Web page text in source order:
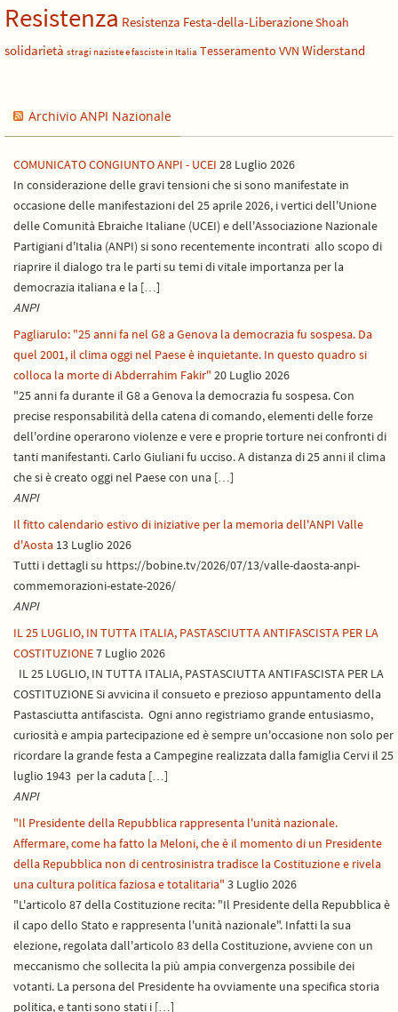
Resistenza Resistenza Festa-della-LiberazioneShoah
solidarietà stragi naziste e fasciste in Italia Tesseramento VVN Widerstand
Archivio ANPI Nazionale
COMUNICATO CONGIUNTO ANPI - UCEI 28 Luglio 2026
In considerazione delle gravi tensioni che si sono manifestate in
occasione delle manifestazioni del 25 aprile 2026, i vertici dell'Unione
delle Comunità Ebraiche Italiane (UCEI) e dell'Associazione Nazionale
Partigiani d'Italia (ANPI) si sono recentemente incontrati allo scopo di
riaprire il dialogo tra le parti su temi di vitale importanza per la
democrazia italiana e la […]
ANPI
Pagliarulo: "25 anni fa nel G8 a Genova la democrazia fu sospesa. Da
quel 2001, il clima oggi nel Paese è inquietante. In questo quadro si
colloca la morte di Abderrahim Fakir" 20 Luglio 2026
"25 anni fa durante il G8 a Genova la democrazia fu sospesa. Con
precise responsabilità della catena di comando, elementi delle forze
dell'ordine operarono violenze e vere e proprie torture nei confronti di
tanti manifestanti. Carlo Giuliani fu ucciso. A distanza di 25 anni il clima
che si è creato oggi nel Paese con una […]
ANPI
Il fitto calendario estivo di iniziative per la memoria dell'ANPI Valle
d'Aosta 13 Luglio 2026
Tutti i dettagli su https://bobine.tv/2026/07/13/valle-daosta-anpi-
commemorazioni-estate-2026/
ANPI
IL 25 LUGLIO, IN TUTTA ITALIA, PASTASCIUTTA ANTIFASCISTA PER LA
COSTITUZIONE7 Luglio 2026
IL 25 LUGLIO, IN TUTTA ITALIA, PASTASCIUTTA ANTIFASCISTA PER LA
COSTITUZIONE Si avvicina il consueto e prezioso appuntamento della
Pastasciutta antifascista. Ogni anno registriamo grande entusiasmo,
curiosità e ampia partecipazione ed è sempre un'occasione non solo per
ricordare la grande festa a Campegine realizzata dalla famiglia Cervi il 25
luglio 1943 per la caduta […]
ANPI
"Il Presidente della Repubblica rappresenta l'unità nazionale.
Affermare, come ha fatto la Meloni, che è il momento di un Presidente
della Repubblica non di centrosinistra tradisce la Costituzione e rivela
una cultura politica faziosa e totalitaria" 3 Luglio 2026
"L'articolo 87 della Costituzione recita: "Il Presidente della Repubblica è
il capo dello Stato e rappresenta l'unità nazionale". Infatti la sua
elezione, regolata dall'articolo 83 della Costituzione, avviene con un
meccanismo che sollecita la più ampia convergenza possibile dei
votanti. La persona del Presidente ha ovviamente una specifica storia
politica, e tanti sono stati i […]